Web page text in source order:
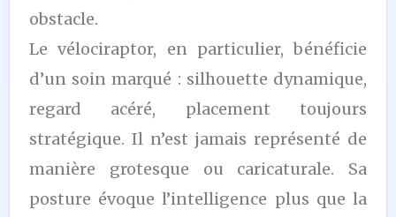
obstacle.
Le vélociraptor, en particulier, bénéficie
d’un soin marqué : silhouette dynamique,
regard acéré, placement toujours
stratégique. Il n’est jamais représenté de
manière grotesque ou caricaturale. Sa
posture évoque l’intelligence plus que la